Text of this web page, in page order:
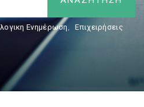
Ενημέρωση, Επιχειρήσεις